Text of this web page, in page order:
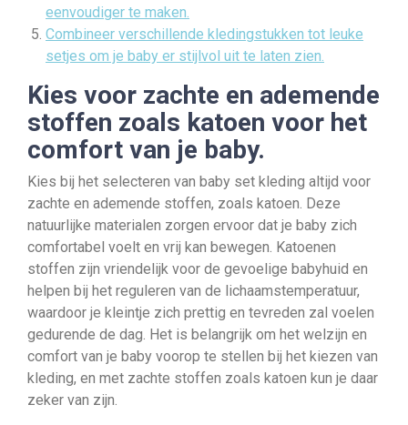
eenvoudiger te maken.
Combineer verschillende kledingstukken tot leuke
setjes om je baby er stijlvol uit te laten zien.
Kies voor zachte en ademende
stoffen zoals katoen voor het
comfort van je baby.
Kies bij het selecteren van baby set kleding altijd voor
zachte en ademende stoffen, zoals katoen. Deze
natuurlijke materialen zorgen ervoor dat je baby zich
comfortabel voelt en vrij kan bewegen. Katoenen
stoffen zijn vriendelijk voor de gevoelige babyhuid en
helpen bij het reguleren van de lichaamstemperatuur,
waardoor je kleintje zich prettig en tevreden zal voelen
gedurende de dag. Het is belangrijk om het welzijn en
comfort van je baby voorop te stellen bij het kiezen van
kleding, en met zachte stoffen zoals katoen kun je daar
zeker van zijn.